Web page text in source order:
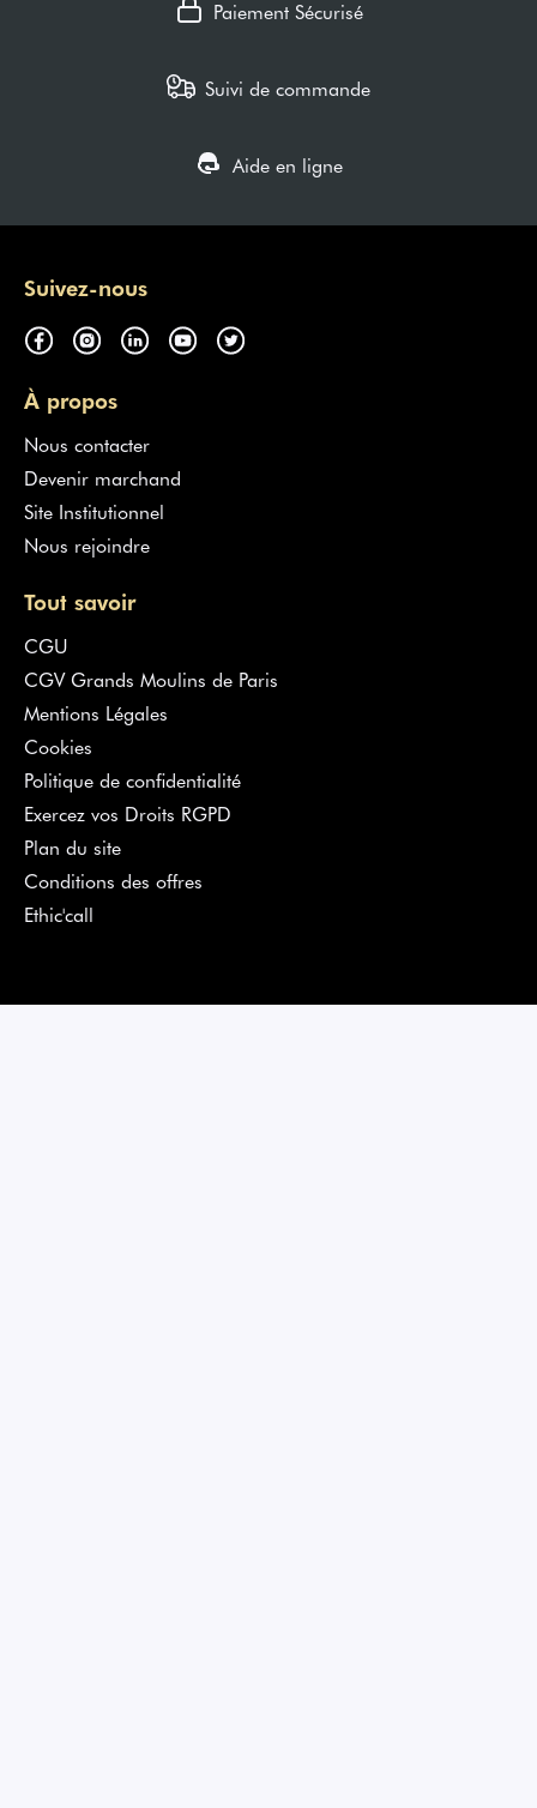
Paiement Sécurisé
Suivi de commande
Aide en ligne
Suivez-nous
À propos
Nous contacter
Devenir marchand
Site Institutionnel
Nous rejoindre
Tout savoir
CGU
CGV Grands Moulins de Paris
Mentions Légales
Cookies
Politique de confidentialité
Exercez vos Droits RGPD
Plan du site
Conditions des offres
Ethic'call